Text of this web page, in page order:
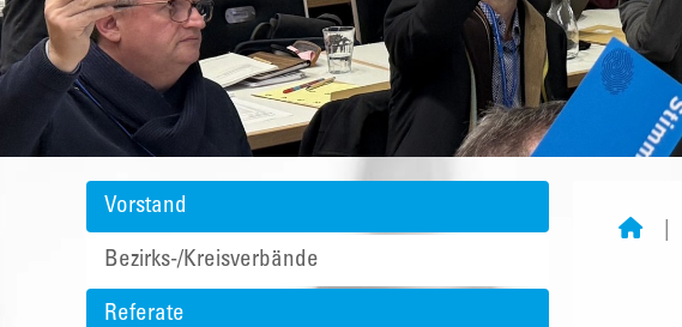
Vorstand
Bezirks-/Kreisverbände
Referate